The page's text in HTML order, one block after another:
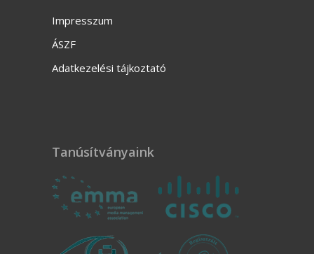
Impresszum
ÁSZF
Adatkezelési tájkoztató
Tanúsítványaink